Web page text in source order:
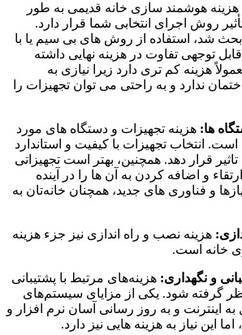
هزینه هوشمند سازی خانه قدیمی به طور
روش اجرای انتخابی شما قرار دارد.
شد، استفاده از روش‌ های بی‌ سیم یا با
توجهی تفاوت در هزینه نهایی داشته
هزینه کم تری دارد زیرا نیازی به
ندارد و به راحتی می‌ توان تجهیزات را
هزینه تجهیزات و دستگاه‌ های مورد
است. انتخاب تجهیزات با کیفیت و استاندارد
قرار دهد. همچنین، بهتر است تجهیزاتی
و اضافه کردن به آن‌ ها را در آینده
و فناوری‌ های جدید، همچنان خانه‌تان به‌
هزینه نصب و راه‌ اندازی نیز جزء هزینه‌
خانه است.
هزینه‌های مرتبط با پشتیبانی
نظر گرفته شود. یکی از مزایای سیستم‌های
اینترنت و به‌ روز رسانی آسان نرم‌ افزار و
این نیاز به هزینه‌ هایی نیز دارد.